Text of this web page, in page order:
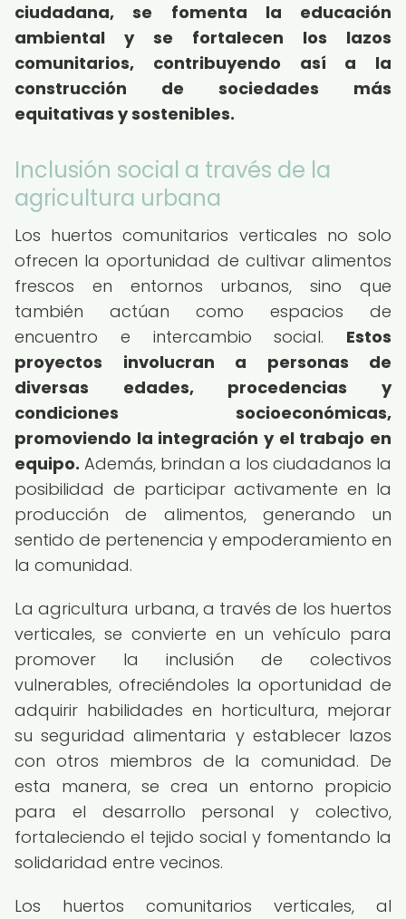
ciudadana, se fomenta la educación
ambiental y se fortalecen los lazos
comunitarios, contribuyendo así a la
construcción de sociedades más
equitativas y sostenibles.
Inclusión social a través de la
agricultura urbana
Los huertos comunitarios verticales no solo
ofrecen la oportunidad de cultivar alimentos
frescos en entornos urbanos, sino que
también actúan como espacios de
encuentro e intercambio social. Estos
proyectos involucran a personas de
diversas edades, procedencias y
condiciones socioeconómicas,
promoviendo la integración y el trabajo en
equipo. Además, brindan a los ciudadanos la
posibilidad de participar activamente en la
producción de alimentos, generando un
sentido de pertenencia y empoderamiento en
la comunidad.
La agricultura urbana, a través de los huertos
verticales, se convierte en un vehículo para
promover la inclusión de colectivos
vulnerables, ofreciéndoles la oportunidad de
adquirir habilidades en horticultura, mejorar
su seguridad alimentaria y establecer lazos
con otros miembros de la comunidad. De
esta manera, se crea un entorno propicio
para el desarrollo personal y colectivo,
fortaleciendo el tejido social y fomentando la
solidaridad entre vecinos.
Los huertos comunitarios verticales, al